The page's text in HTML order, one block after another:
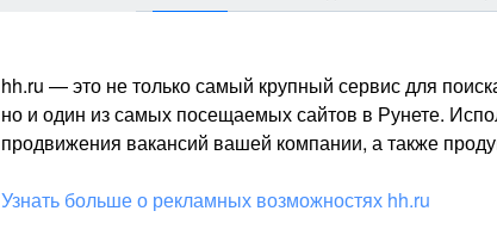
hh.ru — это не только самый крупный сервис для
но и один из самых посещаемых сайтов в Рунете.
продвижения вакансий вашей компании, а также
Узнать больше о рекламных возможностях hh.ru